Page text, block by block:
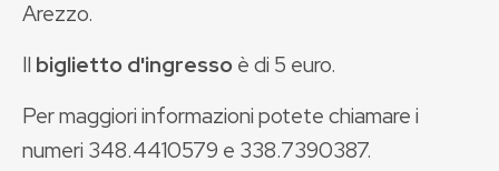
Arezzo.
Il biglietto d'ingressoè di 5 euro.
Per maggiori informazioni potete chiamare i
numeri 348.4410579 e 338.7390387.